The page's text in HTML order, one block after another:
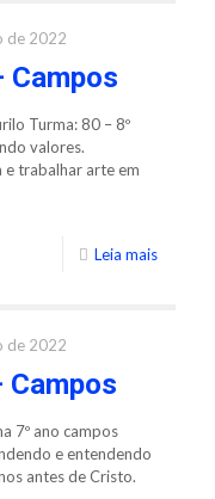
de 2022
Campos
Turma: 80 – 8º
valores.
trabalhar arte em
Leia mais
de 2022
7º ano campos
e entendendo
antes de Cristo.